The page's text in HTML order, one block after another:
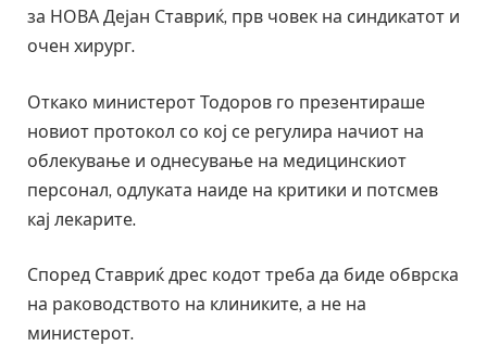
за НОВА Дејан Ставриќ, прв човек на синдикатот и
очен хирург.
Откако министерот Тодоров го презентираше
новиот протокол со кој се регулира начиот на
облекување и однесување на медицинскиот
персонал, одлуката наиде на критики и потсмев
кај лекарите.
Според Ставриќ дрес кодот треба да биде обврска
на раководството на клиниките, а не на
министерот.